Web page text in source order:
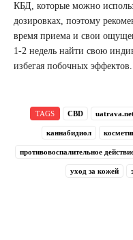
КБД, которые можно
дозировках, поэтому
время приема и свои
1-2 недель найти свою
избегая побочных эффектов.
TAGS CBD
каннабидиол
противовоспалительное
уход за кожей